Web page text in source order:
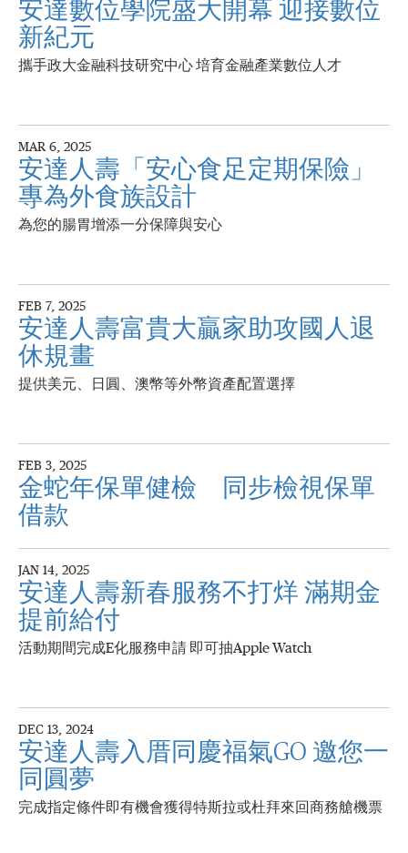
安達數位學院盛大開幕 迎接數位
新紀元
攜手政大金融科技研究中心 培育金融產業數位人才
MAR 6, 2025
安達人壽「安心食足定期保險」
專為外食族設計
為您的腸胃增添一分保障與安心
FEB 7, 2025
安達人壽富貴大贏家助攻國人退
休規畫
提供美元、日圓、澳幣等外幣資產配置選擇
FEB 3, 2025
金蛇年保單健檢 同步檢視保單
借款
JAN 14, 2025
安達人壽新春服務不打烊 滿期金
提前給付
活動期間完成E化服務申請 即可抽Apple Watch
DEC 13, 2024
安達人壽入厝同慶福氣GO 邀您一
同圓夢
完成指定條件即有機會獲得特斯拉或杜拜來回商務艙機票